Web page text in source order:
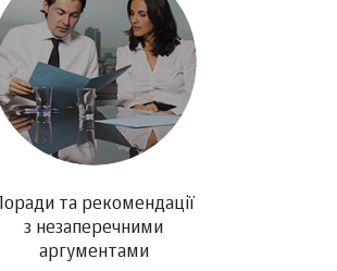
Поради та рекомендації
з незаперечними
аргументами